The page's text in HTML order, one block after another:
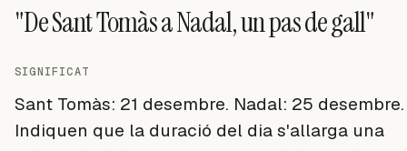
"De Sant Tomàs a Nadal, un pas de gall"
SIGNIFICAT
Sant Tomàs: 21 desembre. Nadal: 25 desembre.
Indiquen que la duració del dia s'allarga una